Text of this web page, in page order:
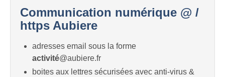
Communication numérique @ /
https Aubiere
adresses email sous la forme
activité@aubiere.fr
boites aux lettres sécurisées avec anti-virus &